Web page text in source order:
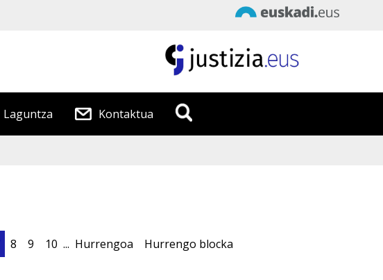
Laguntza Kontaktua
8 9 10 ... Hurrengoa Hurrengo blocka